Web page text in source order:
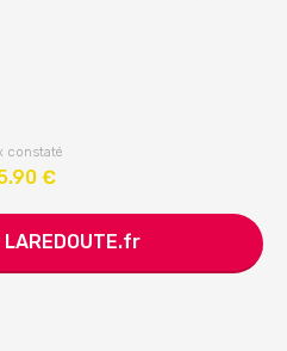
constaté
€
LAREDOUTE.fr